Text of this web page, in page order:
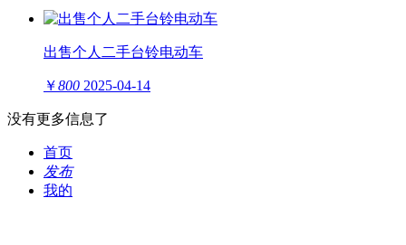
出售个人二手台铃电动车
￥800 2025-04-14
没有更多信息了
首页
发布
我的